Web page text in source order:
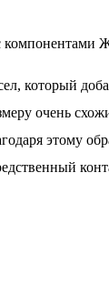
который
очень
этому